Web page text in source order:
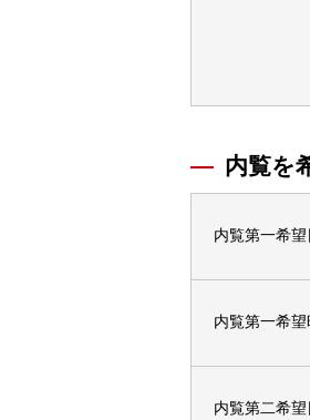
内覧を
内覧第一希望
内覧第一希望
内覧第二希望